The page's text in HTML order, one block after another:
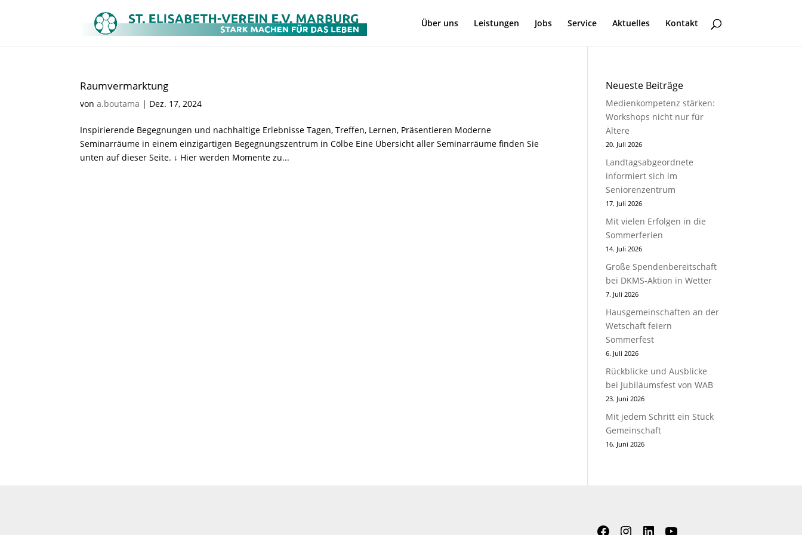
Über uns Leistungen Jobs Service Aktuelles Kontakt
Raumvermarktung
vona.boutama | Dez. 17, 2024
Inspirierende Begegnungen und nachhaltige Erlebnisse Tagen, Treffen, Lernen, Präsentieren Moderne
Seminarräume in einem einzigartigen Begegnungszentrum in Cölbe Eine Übersicht aller Seminarräume finden Sie
unten auf dieser Seite. ↓ Hier werden Momente zu...
Neueste Beiträge
Medienkompetenz stärken:
Workshops nicht nur für
Ältere
20. Juli 2026
Landtagsabgeordnete
informiert sich im
Seniorenzentrum
17. Juli 2026
Mit vielen Erfolgen in die
Sommerferien
14. Juli 2026
Große Spendenbereitschaft
bei DKMS-Aktion in Wetter
7. Juli 2026
Hausgemeinschaften an der
Wetschaft feiern
Sommerfest
6. Juli 2026
Rückblicke und Ausblicke
bei Jubiläumsfest von WAB
23. Juni 2026
Mit jedem Schritt ein Stück
Gemeinschaft
16. Juni 2026
Facebook
Instagram
LinkedInYouTube